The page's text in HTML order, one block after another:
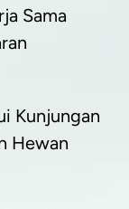
Sama
Kunjungan
Hewan